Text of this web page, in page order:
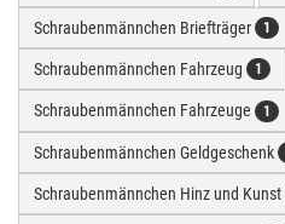
Schraubenmännchen Briefträger 1
Schraubenmännchen Fahrzeug 1
Schraubenmännchen Fahrzeuge 1
Schraubenmännchen Geldgeschenk
Schraubenmännchen Hinz und Kunst